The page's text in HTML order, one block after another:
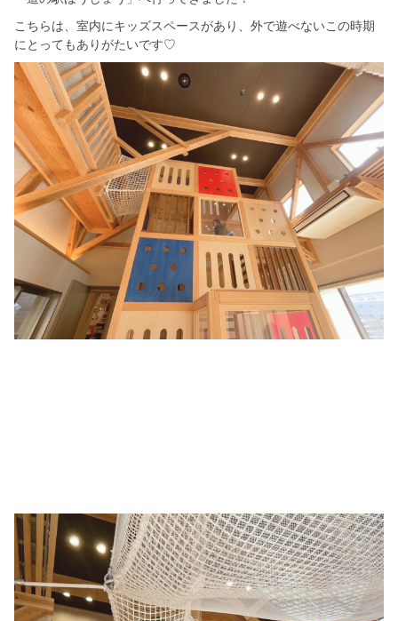
モデルハウス検索・見学予約
シミュレー ション
キャンペーン・ コラボ情報
家づくりの知識
企業情報
お問い合わせ
こちらは、室内にキッズスペースがあり、外で遊べないこの時期
にとってもありがたいです♡